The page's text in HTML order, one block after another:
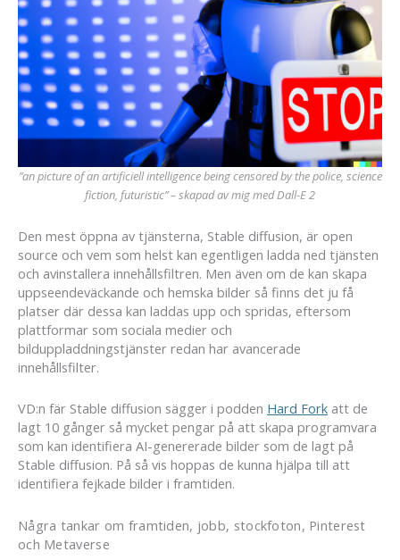
”an picture of an artificiell intelligence being censored by the police, science
fiction, futuristic” – skapad av mig med Dall-E 2
Den mest öppna av tjänsterna, Stable diffusion, är open
source och vem som helst kan egentligen ladda ned tjänsten
och avinstallera innehållsfiltren. Men även om de kan skapa
uppseendeväckande och hemska bilder så finns det ju få
platser där dessa kan laddas upp och spridas, eftersom
plattformar som sociala medier och
bilduppladdningstjänster redan har avancerade
innehållsfilter.
VD:n fär Stable diffusion sägger i podden Hard Fork att de
lagt 10 gånger så mycket pengar på att skapa programvara
som kan identifiera AI-genererade bilder som de lagt på
Stable diffusion. På så vis hoppas de kunna hjälpa till att
identifiera fejkade bilder i framtiden.
Några tankar om framtiden, jobb, stockfoton, Pinterest
och Metaverse